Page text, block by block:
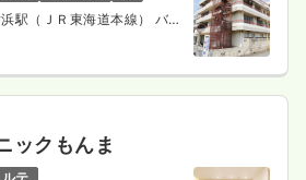
駅（ＪＲ東海道本線） バス
ックもんま